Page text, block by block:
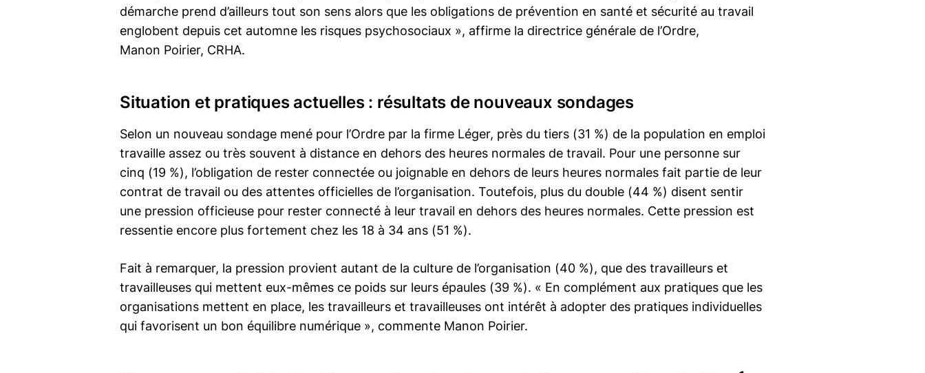
démarche prend d’ailleurs tout son sens alors que les obligations de prévention en santé et sécurité au travail
englobent depuis cet automne les risques psychosociaux », affirme la directrice générale de l’Ordre,
Manon Poirier, CRHA.
Situation et pratiques actuelles : résultats de nouveaux sondages
Selon un nouveau sondage mené pour l’Ordre par la firme Léger, près du tiers (31 %) de la population en emploi
travaille assez ou très souvent à distance en dehors des heures normales de travail. Pour une personne sur
cinq (19 %), l’obligation de rester connectée ou joignable en dehors de leurs heures normales fait partie de leur
contrat de travail ou des attentes officielles de l’organisation. Toutefois, plus du double (44 %) disent sentir
une pression officieuse pour rester connecté à leur travail en dehors des heures normales. Cette pression est
ressentie encore plus fortement chez les 18 à 34 ans (51 %).
Fait à remarquer, la pression provient autant de la culture de l’organisation (40 %), que des travailleurs et
travailleuses qui mettent eux-mêmes ce poids sur leurs épaules (39 %). « En complément aux pratiques que les
organisations mettent en place, les travailleurs et travailleuses ont intérêt à adopter des pratiques individuelles
qui favorisent un bon équilibre numérique », commente Manon Poirier.